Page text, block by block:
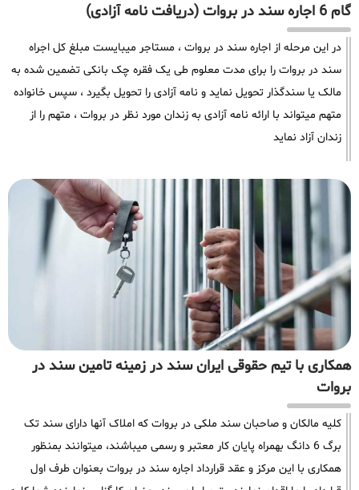
گام 6 اجاره سند در بروات (دریافت نامه آزادی)
در این مرحله از اجاره سند در بروات ، مستاجر میبایست مبلغ کل اجراه
سند در بروات را برای مدت معلوم طی یک فقره چک بانکی تضمین شده به
مالک یا سندگذار تحویل نماید و نامه آزادی را تحویل بگیرد ، سپس خانواده
متهم میتواند با ارائه نامه آزادی به زندان مورد نظر در بروات ، متهم را از
زندان آزاد نماید
همکاری با تیم حقوقی ایران سند در زمینه تامین سند در
بروات
کلیه مالکان و صاحبان سند ملکی در بروات که املاک آنها دارای سند تک
برگ 6 دانگ بهمراه پایان کار معتبر و رسمی میباشند، میتوانند بمنظور
همکاری با این مرکز و عقد قرارداد اجاره سند در بروات بعنوان طرف اول